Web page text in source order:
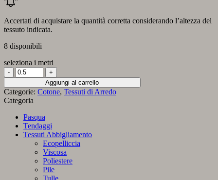
Accertati di acquistare la quantità corretta considerando l’altezza del
tessuto indicata.
8 disponibili
seleziona i metri
Tessuto
Ventagli
quantità
Aggiungi al carrello
Categorie: Cotone, Tessuti di Arredo
Categoria
Pasqua
Tendaggi
Tessuti Abbigliamento
Ecopelliccia
Viscosa
Poliestere
Pile
Tulle